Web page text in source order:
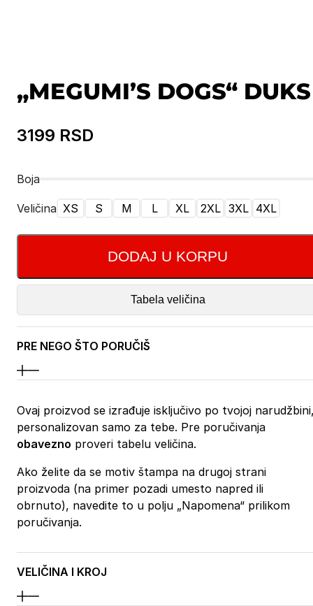
„MEGUMI’S DOGS“ DUKS
3199 RSD
Boja
Veličina XS S M L XL 2XL 3XL 4XL
DODAJ U KORPU
Tabela veličina
PRE NEGO ŠTO PORUČIŠ
Ovaj proizvod se izrađuje isključivo po tvojoj
personalizovan samo za tebe. Pre poručivanja
obavezno proveri tabelu veličina.
Ako želite da se motiv štampa na drugoj strani
proizvoda (na primer pozadi umesto napred ili
obrnuto), navedite to u polju „Napomena“ prilikom
poručivanja.
VELIČINA I KROJ